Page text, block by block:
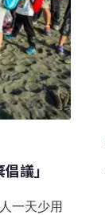
議」
一天少用